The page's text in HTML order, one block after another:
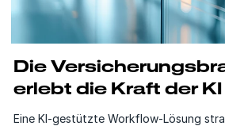
Die
erlebt die Kraft der KI
Eine KI‑gestützte Workflow‑Lösung